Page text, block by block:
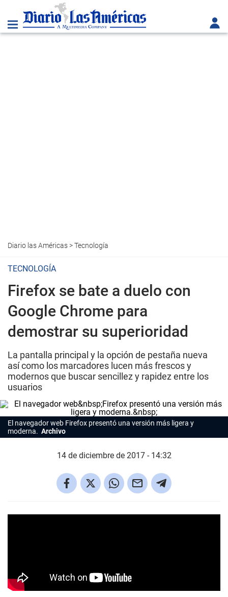
Diario las Américas>Tecnología
TECNOLOGÍA
Firefox se bate a duelo con
Google Chrome para
demostrar su superioridad
La pantalla principal y la opción de pestaña nueva
así como los marcadores lucen más frescos y
modernos que buscar sencillez y rapidez entre los
usuarios
El navegador web Firefox presentó una versión más ligera y
moderna. Archivo
14 de diciembre de 2017 - 14:32